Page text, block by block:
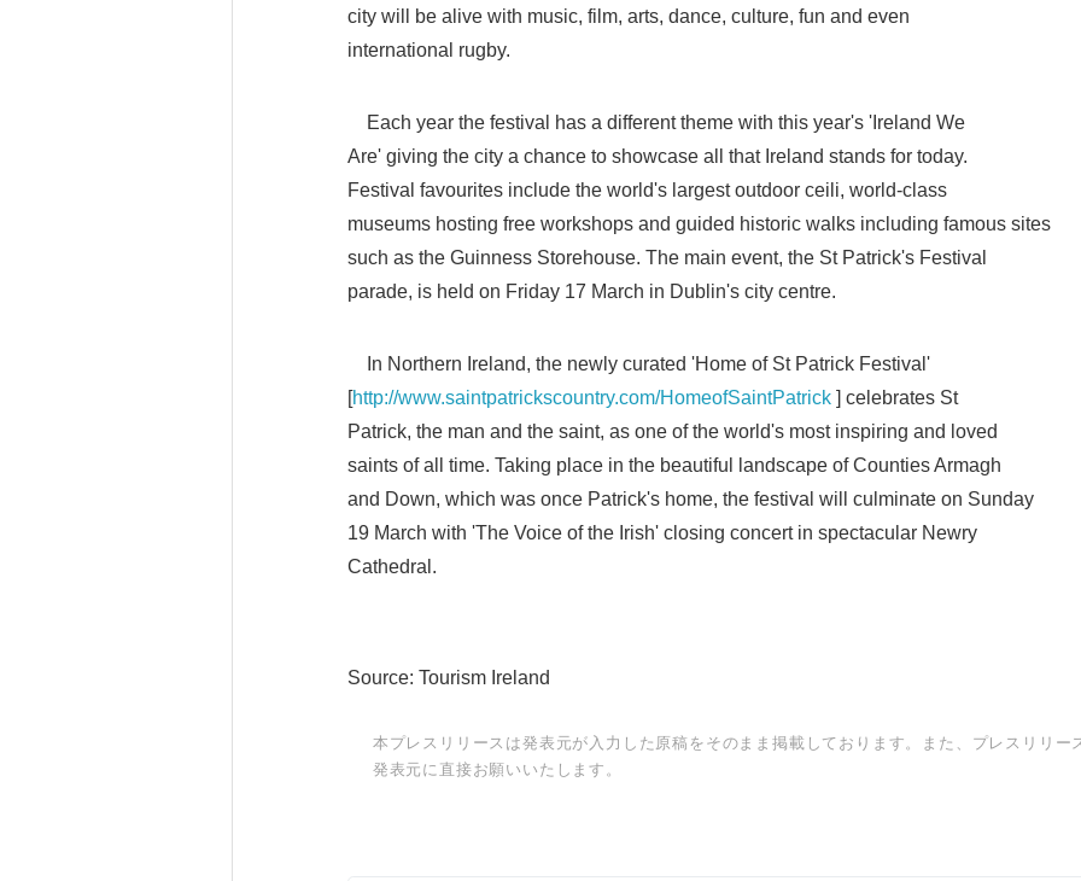
city will be alive with music, film, arts, dance, culture, fun and even
international rugby.
Each year the festival has a different theme with this year's 'Ireland We
Are' giving the city a chance to showcase all that Ireland stands for today.
Festival favourites include the world's largest outdoor ceili, world-class
museums hosting free workshops and guided historic walks including famous sites
such as the Guinness Storehouse. The main event, the St Patrick's Festival
parade, is held on Friday 17 March in Dublin's city centre.
In Northern Ireland, the newly curated 'Home of St Patrick Festival'
[http://www.saintpatrickscountry.com/HomeofSaintPatrick] celebrates St
Patrick, the man and the saint, as one of the world's most inspiring and loved
saints of all time. Taking place in the beautiful landscape of Counties Armagh
and Down, which was once Patrick's home, the festival will culminate on Sunday
19 March with 'The Voice of the Irish' closing concert in spectacular Newry
Cathedral.
Source: Tourism Ireland
本プレスリリースは発表元が入力した原稿をそのまま掲載しております。また、プレスリリー
発表元に直接お願いいたします。
Japanese
English